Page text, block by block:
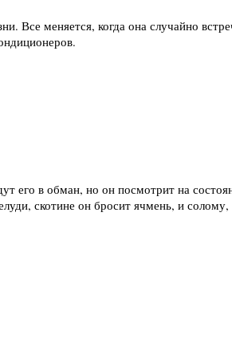
меняется, когда она случайно
его в обман, но он посмотрит на
скотине он бросит ячмень, и